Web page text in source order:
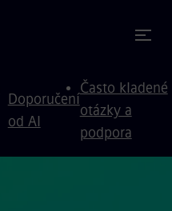
Doporučení
od AI
Často kladené
otázky a
podpora